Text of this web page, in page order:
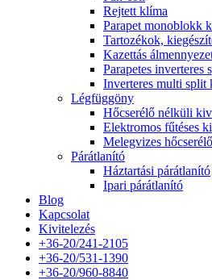
Rejtett klíma
Parapet monoblokk
Tartozékok,
Kazettás
Parapetes inverteres
Inverteres multi split
Légfüggöny
Hőcserélő nélküli
Elektromos fűtéses
Melegvizes
Párátlanító
Háztartási párátlanító
Ipari párátlanító
Blog
Kapcsolat
Kivitelezés
+36-20/241-2105
+36-20/531-1390
+36-20/960-8840